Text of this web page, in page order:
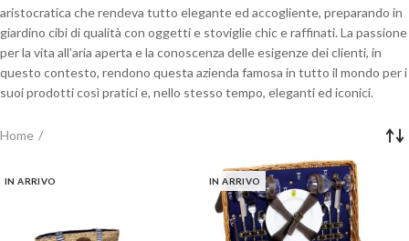
aristocratica che rendeva tutto elegante ed accogliente, preparando in
giardino cibi di qualità con oggetti e stoviglie chic e raffinati. La passione
per la vita all’aria aperta e la conoscenza delle esigenze dei clienti, in
questo contesto, rendono questa azienda famosa in tutto il mondo per i
suoi prodotti così pratici e, nello stesso tempo, eleganti ed iconici.
Home
IN ARRIVO IN ARRIVO